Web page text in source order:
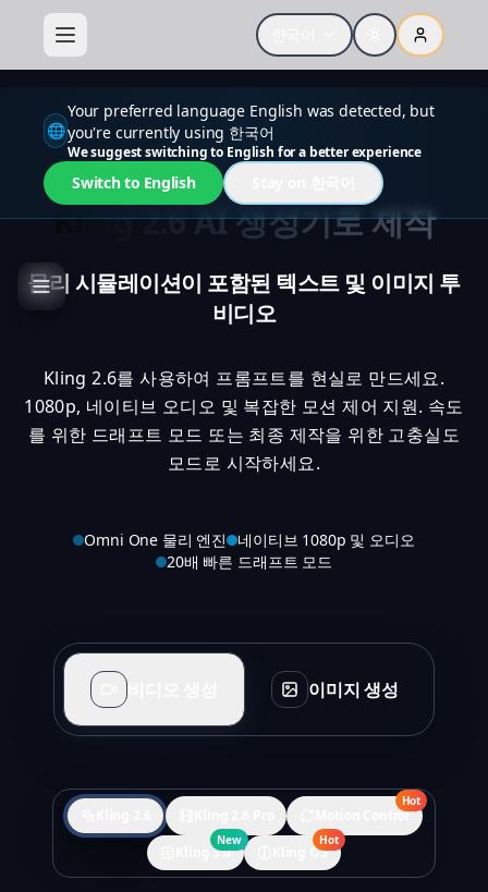
🌐
Your preferred language English was detected, but
you're currently using 한국어
We suggest switching to English for a better experience
Switch to English
Kling 2.6 AI 생성기로 제작
물리 시뮬레이션이 포함된 텍스트 및 이미지 투
비디오
Kling 2.6를 사용하여 프롬프트를 현실로 만드세요.
1080p, 네이티브 오디오 및 복잡한 모션 제어 지원. 속도
를 위한 드래프트 모드 또는 최종 제작을 위한 고충실도
모드로 시작하세요.
Omni One 물리 엔진 네이티브 1080p 및 오디오
20배 빠른 드래프트 모드
비디오 생성 이미지 생성
Hot
Motion Control
New
Kling 3.0
Hot
Kling O3